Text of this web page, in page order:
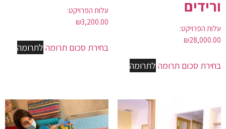
ורידים
עלות הפרויקט:
₪28,000.00
בחירת סכום תרומה לתרומה
עלות הפרויקט:
₪3,200.00
בחירת סכום תרומה לתרומה